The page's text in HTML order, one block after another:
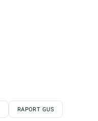
RAPORT GUS